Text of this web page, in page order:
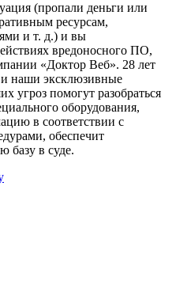
(пропали деньги или
ресурсам,
и т. д.) и вы
вредоносного ПО,
«Доктор Веб». 28 лет
и наши эксклюзивные
угроз помогут разобраться
оборудования,
в соответствии с
обеспечит
базу в суде.